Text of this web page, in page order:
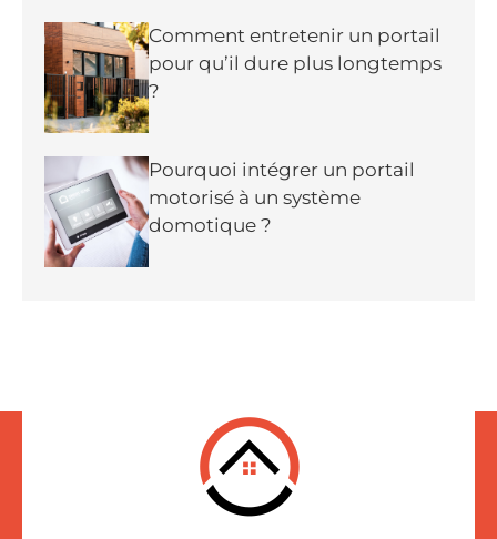
Comment entretenir un portail
pour qu’il dure plus longtemps
?
Pourquoi intégrer un portail
motorisé à un système
domotique ?